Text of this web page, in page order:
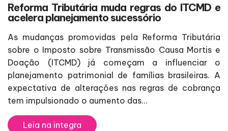
Reforma Tributária muda regras do ITCMD e
acelera planejamento sucessório
As mudanças promovidas pela Reforma Tributária
sobre o Imposto sobre Transmissão Causa Mortis e
Doação (ITCMD) já começam a influenciar o
planejamento patrimonial de famílias brasileiras. A
expectativa de alterações nas regras de cobrança
tem impulsionado o aumento das...
Leia na integra